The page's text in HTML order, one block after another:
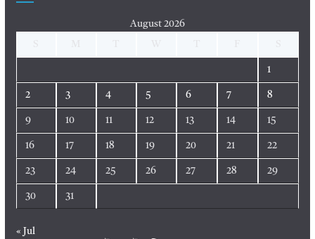
August 2026
1
2 3 4 5 6 7 8
9 10 11 12 13 14 15
16 17 18 19 20 21 22
23 24 25 26 27 28 29
30 31
« Jul